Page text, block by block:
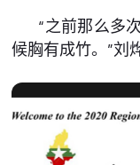
“之前那么多
候胸有成竹。”刘